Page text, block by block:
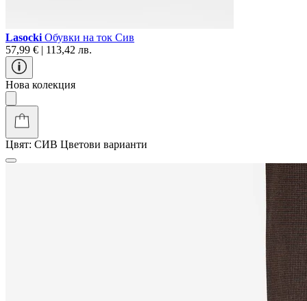
Lasocki Обувки на ток Сив
57,99 € | 113,42 лв.
Нова колекция
Цвят: СИВ Цветови варианти